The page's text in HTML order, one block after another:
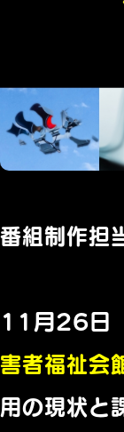
番組制作担
11月26日
害者福祉会
用の現状と